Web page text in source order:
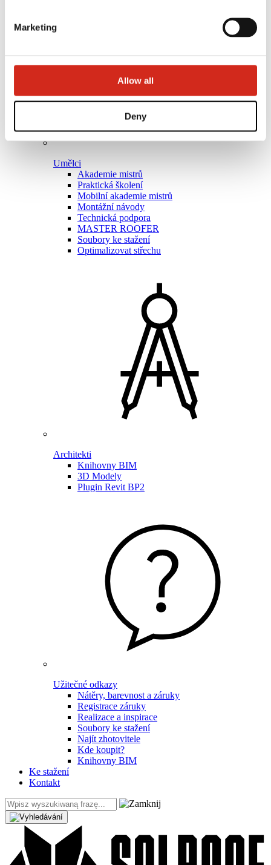
Marketing
Allow all
Deny
Umělci
Akademie mistrů
Praktická školení
Mobilní akademie mistrů
Montážní návody
Technická podpora
MASTER ROOFER
Soubory ke stažení
Optimalizovat střechu
Architekti
Knihovny BIM
3D Modely
Plugin Revit BP2
Užitečné odkazy
Nátěry, barevnost a záruky
Registrace záruky
Realizace a inspirace
Soubory ke stažení
Najít zhotovitele
Kde koupit?
Knihovny BIM
Ke stažení
Kontakt